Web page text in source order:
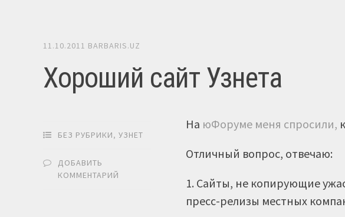
11.10.2011 BARBARIS.UZ
Хороший сайт Узнета
БЕЗ РУБРИКИ,УЗНЕТ
ДОБАВИТЬ
КОММЕНТАРИЙ
На юФоруме меня спросили,
Отличный вопрос, отвечаю:
1. Сайты, не копирующие
пресс-релизы местных